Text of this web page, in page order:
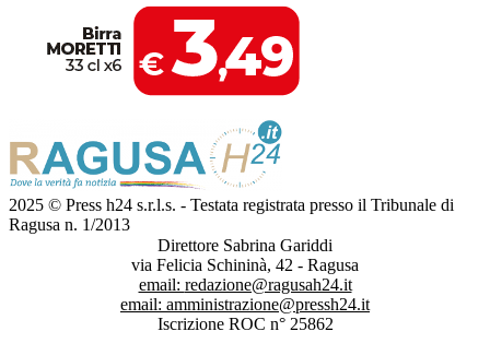
2025 © Press h24 s.r.l.s. - Testata registrata presso il Tribunale di
Ragusa n. 1/2013
Direttore Sabrina Gariddi
via Felicia Schininà, 42 - Ragusa
email: redazione@ragusah24.it
email: amministrazione@pressh24.it
Iscrizione ROC n° 25862